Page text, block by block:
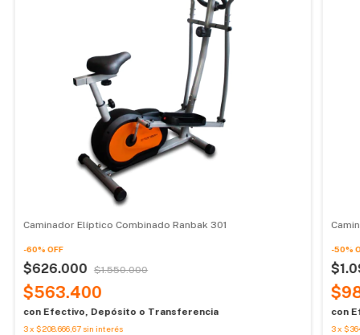
Caminador Elíptico Combinado Ranbak 301
-60% OFF
$626.000 $1.550.000
$563.400
con Efectivo, Depósito o Transferencia
3x $208.666,67sin interés
-50%
con
3 x